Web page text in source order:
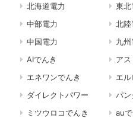
北海道電力
東北
中部電力
北陸
中国電力
九州
AIでんき
アス
エネワンでんき
エル
ダイレクトパワー
パン
ミツウロコでんき
au